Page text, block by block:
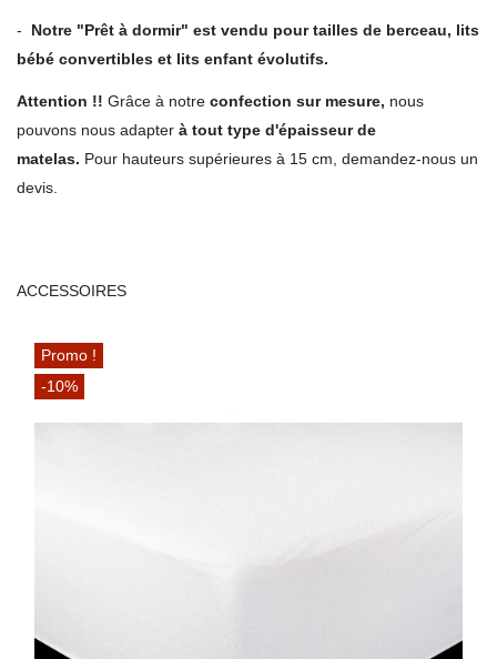
- Notre "Prêt à dormir" est vendu pour tailles de berceau, lits
bébé convertibles et lits enfant évolutifs.
Attention !! Grâce à notre confection sur mesure, nous
pouvons nous adapter à tout type d'épaisseur de
matelas. Pour hauteurs supérieures à 15 cm, demandez-nous un
devis.
ACCESSOIRES
Promo !
-10%